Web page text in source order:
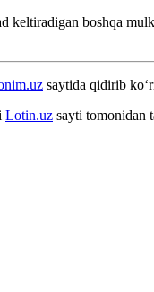
keltiradigan boshqa
saytida qidirib
Lotin.uz sayti tomonidan